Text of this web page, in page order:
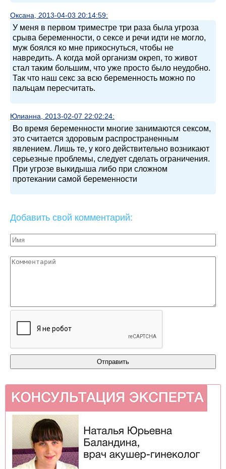
Оксана, 2013-04-03 20:14:59:
У меня в первом триместре три раза была угроза
срыва беременности, о сексе и речи идти не могло,
муж боялся ко мне прикоснуться, чтобы не
навредить. А когда мой организм окреп, то живот
стал таким большим, что уже просто было неудобно.
Так что наш секс за всю беременность можно по
пальцам пересчитать.
Юлианна, 2013-02-07 22:02:24:
Во время беременности многие занимаются сексом,
это считается здоровым распространенным
явлением. Лишь те, у кого действительно возникают
серьезные проблемы, следует сделать ограничения.
При угрозе выкидыша либо при сложном
протекании самой беременности
Добавить свой комментарий: